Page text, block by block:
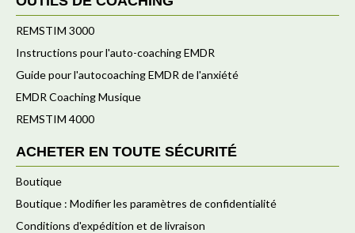
REMSTIM 3000
Instructions pour l'auto-coaching EMDR
Guide pour l'autocoaching EMDR de l'anxiété
EMDR Coaching Musique
REMSTIM 4000
ACHETER EN TOUTE SÉCURITÉ
Boutique
Boutique : Modifier les paramètres de confidentialité
Conditions d'expédition et de livraison